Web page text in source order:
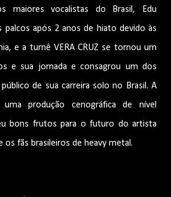
maiores vocalistas do Brasil, Edu
palcos após 2 anos de hiato devido às
e a turnê VERA CRUZ se tornou um
e sua jornada e consagrou um dos
de sua carreira solo no Brasil. A
produção cenográfica de nível
bons frutos para o futuro do artista
os fãs brasileiros de heavy metal.